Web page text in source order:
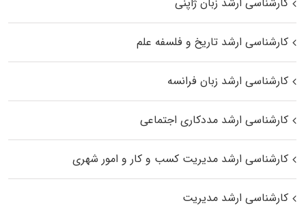
کارشناسی ارشد تاریخ و فلسفه علم
کارشناسی ارشد زبان فرانسه
کارشناسی ارشد مددکاری اجتماعی
کارشناسی ارشد مدیریت کسب و کار و امور شهری
کارشناسی ارشد مدیریت